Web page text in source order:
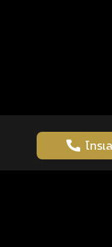
โทรเ
เว็บไซต์นี้มีการใช้งานคุกกี้
ในการใช้งานเว็บไ
รู้ก่อน พร้อมกว่า ทุกจังหว